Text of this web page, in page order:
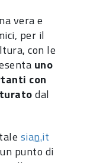
vera e
per il
con le
uno
con
dal
sian.it
punto di